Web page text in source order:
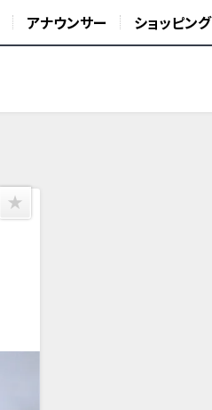
アナウンサー ショッピング